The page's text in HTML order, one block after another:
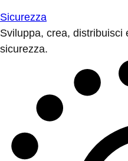
Sicurezza
Sviluppa, crea, distribuisci
sicurezza.